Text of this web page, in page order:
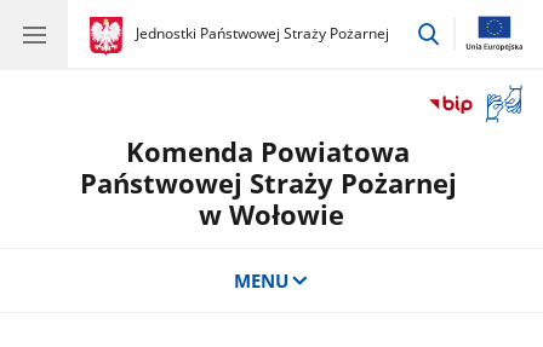
gov.pl
Jednostki Państwowej Straży Pożarnej
gov.pl
Jednostki
przejdź
okno
Komenda Powiatowa
Państwowej Straży Pożarnej
w Wołowie
MENU